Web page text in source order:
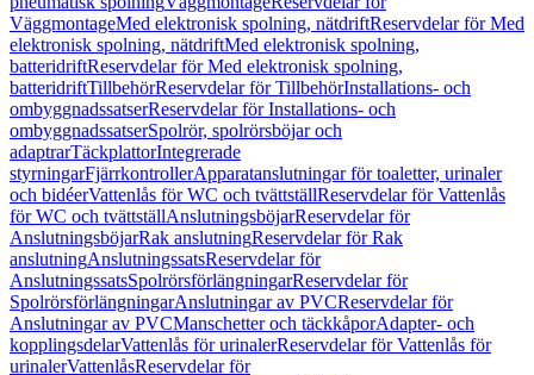
VäggmontageMed elektronisk spolning, nätdriftReservdelar för Med
elektronisk spolning, nätdriftMed elektronisk spolning,
batteridriftReservdelar för Med elektronisk spolning,
batteridriftTillbehörReservdelar för TillbehörInstallations- och
ombyggnadssatserReservdelar för Installations- och
ombyggnadssatserSpolrör, spolrörsböjar och
adaptrarTäckplattorIntegrerade
styrningarFjärrkontrollerApparatanslutningar för toaletter, urinaler
och bidéerVattenlås för WC och tvättställReservdelar för Vattenlås
för WC och tvättställAnslutningsböjarReservdelar för
AnslutningsböjarRak anslutningReservdelar för Rak
anslutningAnslutningssatsReservdelar för
AnslutningssatsSpolrörsförlängningarReservdelar för
SpolrörsförlängningarAnslutningar av PVCReservdelar för
Anslutningar av PVCManschetter och täckkåporAdapter- och
kopplingsdelarVattenlås för urinalerReservdelar för Vattenlås för
urinalerVattenlåsReservdelar för